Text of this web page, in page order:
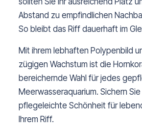
Abstand zu empfindlichen
So bleibt das Riff dauerhaft im
Mit ihrem lebhaften Polypenbild
zügigen Wachstum ist die
bereichernde Wahl für jedes
Meerwasseraquarium. Sichern
pflegeleichte Schönheit für
Ihrem Riff.